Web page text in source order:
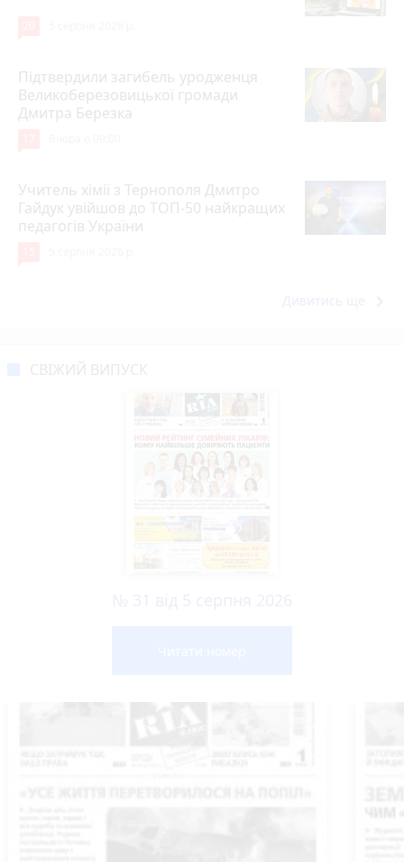
Підтвердили загибель уродженця
Великоберезовицької громади
Дмитра Березка
Учитель хімії з Тернополя Дмитро
Гайдук увійшов до ТОП-50 найкращих
педагогів України